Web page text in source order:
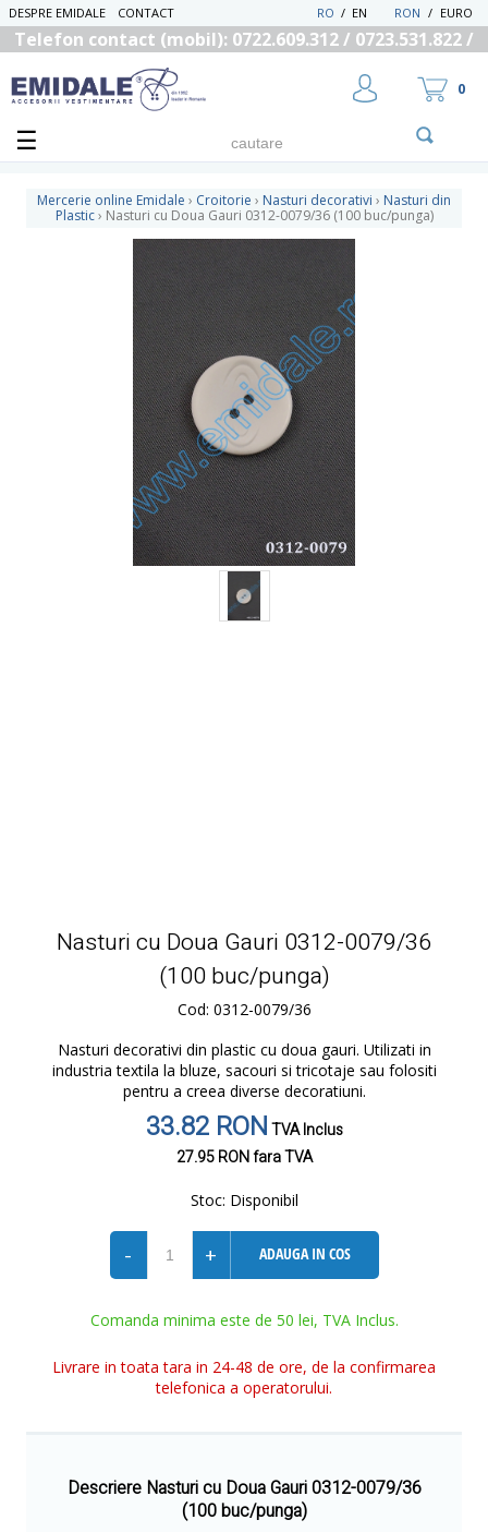
DESPRE EMIDALE CONTACT RON / EURO
EN
/
RO
Telefon contact (mobil): 0722.609.312 / 0723.531.822 /
UTILIZATOR NOU
RECUPEREAZA PAROLA
0
Mercerie online Emidale › Croitorie › Nasturi decorativi › Nasturi din
Plastic › Nasturi cu Doua Gauri 0312-0079/36 (100 buc/punga)
Nasturi cu Doua Gauri 0312-0079/36
(100 buc/punga)
Cod: 0312-0079/36
Nasturi decorativi din plastic cu doua gauri. Utilizati in
industria textila la bluze, sacouri si tricotaje sau folositi
pentru a creea diverse decoratiuni.
33.82 RONTVA Inclus
27.95 RONfara TVA
Stoc: Disponibil
- + ADAUGA IN COS
Comanda minima este de 50 lei, TVA Inclus.
Livrare in toata tara in 24-48 de ore, de la confirmarea
telefonica a operatorului.
Descriere Nasturi cu Doua Gauri 0312-0079/36
(100 buc/punga)